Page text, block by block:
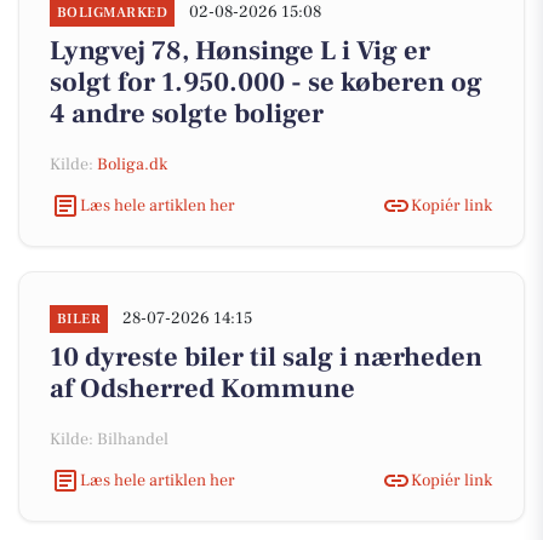
BOLIGMARKED 02-08-2026 15:08
Lyngvej 78, Hønsinge L i Vig er
solgt for 1.950.000 - se køberen og
4 andre solgte boliger
Kilde: Boliga.dk
Læs hele artiklen her
Kopiér link
BILER 28-07-2026 14:15
10 dyreste biler til salg i nærheden
af Odsherred Kommune
Kilde: Bilhandel
Læs hele artiklen her
Kopiér link